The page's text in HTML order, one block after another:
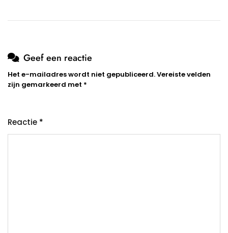
Geef een reactie
Het e-mailadres wordt niet gepubliceerd.Vereiste velden
zijn gemarkeerd met *
Reactie *